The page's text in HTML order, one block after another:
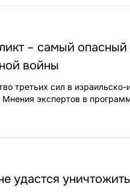
– самый опасный
войны
третьих сил в
экспертов в
удастся